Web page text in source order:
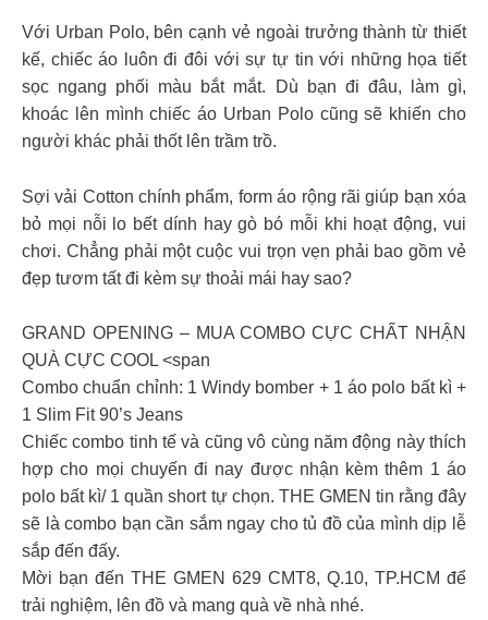
Với Urban Polo, bên cạnh vẻ ngoài trưởng thành từ thiết
kế, chiếc áo luôn đi đôi với sự tự tin với những họa tiết
sọc ngang phối màu bắt mắt. Dù bạn đi đâu, làm gì,
khoác lên mình chiếc áo Urban Polo cũng sẽ khiến cho
người khác phải thốt lên trầm trồ.
Sợi vải Cotton chính phẩm, form áo rộng rãi giúp bạn xóa
bỏ mọi nỗi lo bết dính hay gò bó mỗi khi hoạt động, vui
chơi. Chẳng phải một cuộc vui trọn vẹn phải bao gồm vẻ
đẹp tươm tất đi kèm sự thoải mái hay sao?
GRAND OPENING – MUA COMBO CỰC CHẤT NHẬN
QUÀ CỰC COOL️ <span
Combo chuẩn chỉnh: 1 Windy bomber + 1 áo polo bất kì +
1 Slim Fit 90’s Jeans
Chiếc combo tinh tế và cũng vô cùng năm động này thích
hợp cho mọi chuyến đi nay được nhận kèm thêm 1 áo
polo bất kì/ 1 quần short tự chọn. THE GMEN tin rằng đây
sẽ là combo bạn cần sắm ngay cho tủ đồ của mình dịp lễ
sắp đến đấy.
Mời bạn đến THE GMEN 629 CMT8, Q.10, TP.HCM để
trải nghiệm, lên đồ và mang quà về nhà nhé.